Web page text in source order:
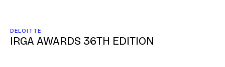
DELOITTE
IRGA AWARDS 36TH EDITION